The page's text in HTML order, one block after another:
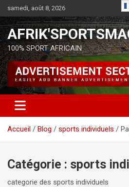
samedi, août 8, 2026
100% SPORT AFRICAIN
Accueil Blog sports individuels
Catégorie : sports
categorie des sports individuels